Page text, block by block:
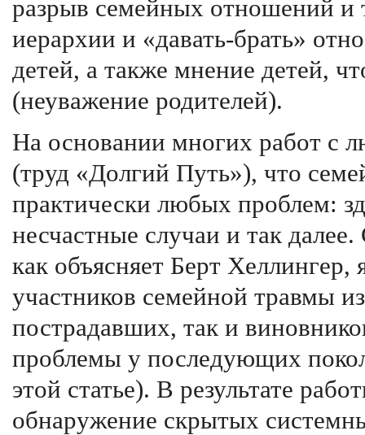
разрыв семейных отношений и
иерархии и «давать-брать»
детей, а также мнение детей,
(неуважение родителей).
На основании многих работ с
(труд «Долгий Путь»), что
практически любых проблем:
несчастные случаи и так
как объясняет Берт
участников семейной травмы
пострадавших, так и
проблемы у последующих
этой статье). В результате
обнаружение скрытых